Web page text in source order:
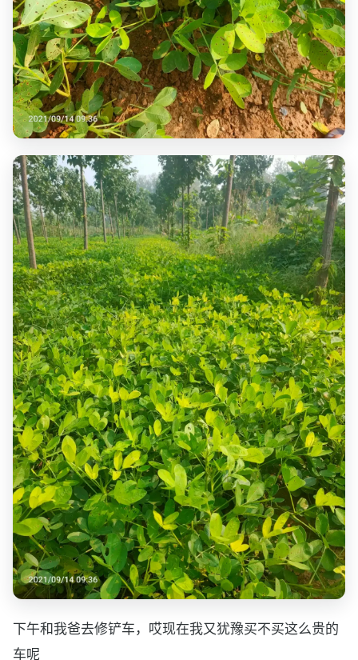
下午和我爸去修铲车，哎现在我又犹豫买不买这么贵的
车呢